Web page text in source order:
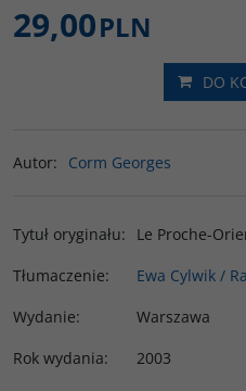
29,00PLN
DO
Autor: Corm Georges
Tytuł oryginału:
Le Proche-
Tłumaczenie:
Ewa Cylwik /
Wydanie:
Warszawa
Rok wydania:
2003